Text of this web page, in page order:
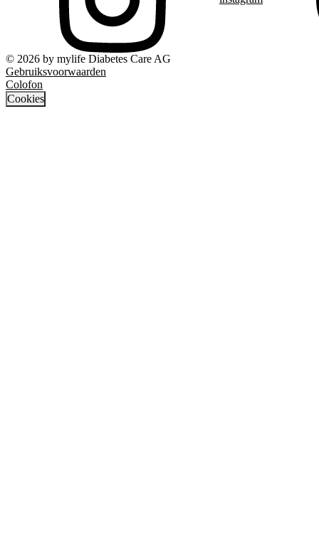
© 2026 by mylife Diabetes Care AG
Gebruiksvoorwaarden
Colofon
Cookies